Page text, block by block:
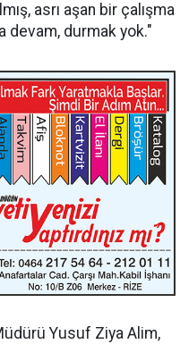
asrı aşan bir çalışma
devam, durmak yok."
Yusuf Ziya Alim,